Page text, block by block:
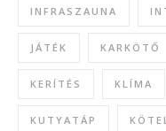
INFRASZAUNA
JÁTÉK KARKÖTŐ
KERÍTÉS KLÍMA
KUTYATÁP